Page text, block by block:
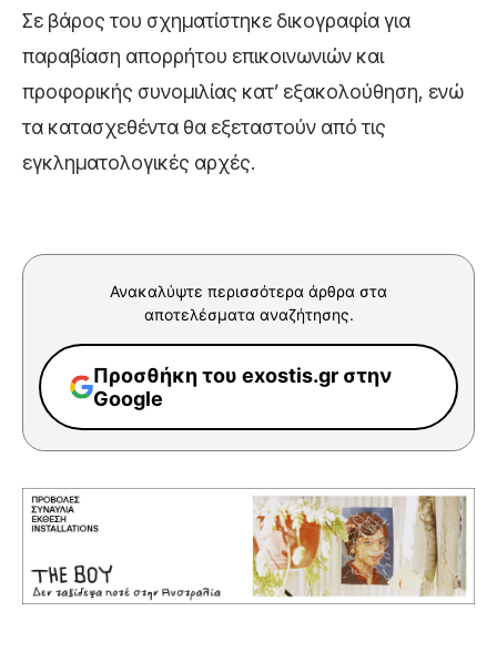
Σε βάρος του σχηματίστηκε δικογραφία για
παραβίαση απορρήτου επικοινωνιών και
προφορικής συνομιλίας κατ’ εξακολούθηση, ενώ
τα κατασχεθέντα θα εξεταστούν από τις
εγκληματολογικές αρχές.
Ανακαλύψτε περισσότερα άρθρα στα
αποτελέσματα αναζήτησης.
Προσθήκη του exostis.gr στην
Google